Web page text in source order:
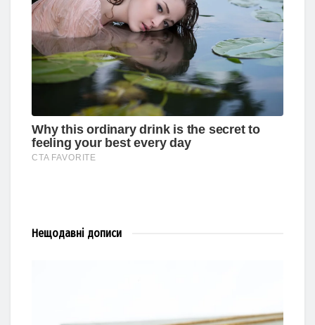
Нещодавні дописи